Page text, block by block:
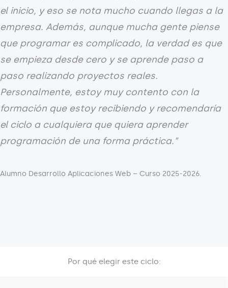
el inicio, y eso se nota mucho cuando llegas a la
empresa. Además, aunque mucha gente piense
que programar es complicado, la verdad es que
se empieza desde cero y se aprende paso a
paso realizando proyectos reales.
Personalmente, estoy muy contento con la
formación que estoy recibiendo y recomendaría
el ciclo a cualquiera que quiera aprender
programación de una forma práctica.”
Alumno Desarrollo Aplicaciones Web – Curso 2025-2026.
Por qué elegir este ciclo: